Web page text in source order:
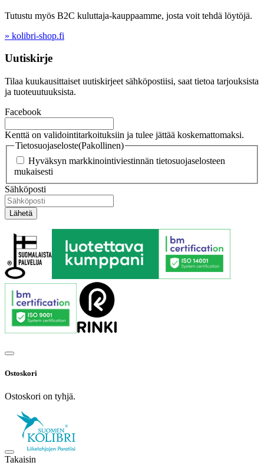
Tutustu myös B2C kuluttaja-kauppaamme, josta voit tehdä löytöjä.
» kolibri-shop.fi
Uutiskirje
Tilaa kuukausittaiset uutiskirjeet sähköpostiisi, saat tietoa tarjouksista
ja tuoteuutuuksista.
Facebook
Kenttä on validointitarkoituksiin ja tulee jättää koskemattomaksi.
Tietosuojaseloste(Pakollinen)
Hyväksyn markkinointiviestinnän tietosuojaselosteen
mukaisesti
Sähköposti
Ostoskori
Ostoskori on tyhjä.
Takaisin